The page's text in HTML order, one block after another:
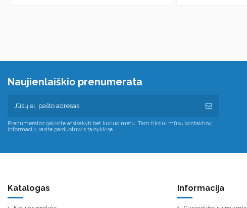
Naujienlaiškio prenumerata
Prenumeratos galėsite atsisakyti bet kuriuo metu. Tam tikslui mūsų kontaktinę
informaciją rasite parduotuvės taisyklėse.
Katalogas Informacija